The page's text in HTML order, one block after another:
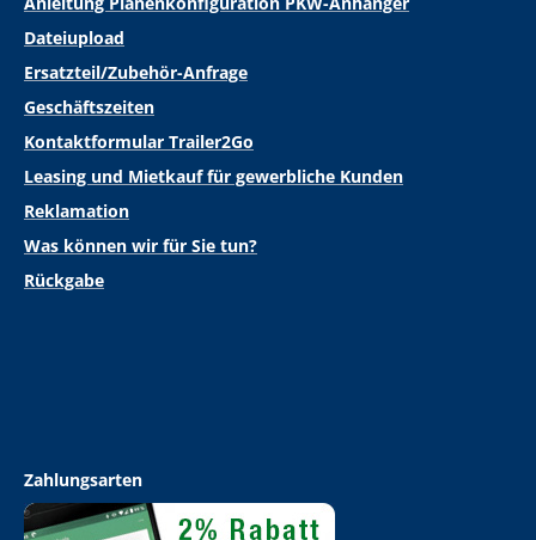
Dateiupload
Ersatzteil/Zubehör-Anfrage
Geschäftszeiten
Kontaktformular Trailer2Go
Leasing und Mietkauf für gewerbliche Kunden
Reklamation
Was können wir für Sie tun?
Rückgabe
Zahlungsarten